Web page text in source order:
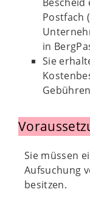
Postfach
in
Sie
Sie müssen
Aufsuchung
besitzen.